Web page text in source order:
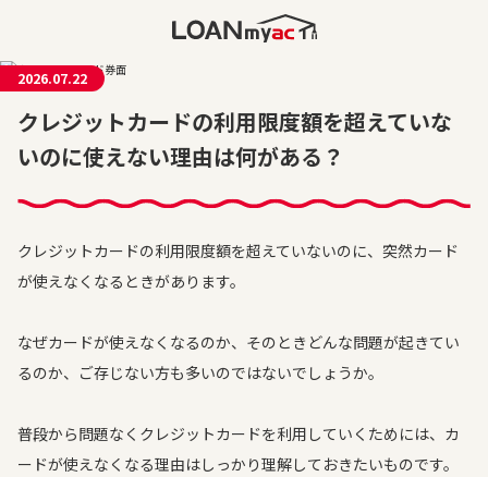
2026.07.22
クレジットカードの利用限度額を超えていな
いのに使えない理由は何がある？
クレジットカードの利用限度額を超えていないのに、突然カード
が使えなくなるときがあります。
なぜカードが使えなくなるのか、そのときどんな問題が起きてい
るのか、ご存じない方も多いのではないでしょうか。
普段から問題なくクレジットカードを利用していくためには、カ
ードが使えなくなる理由はしっかり理解しておきたいものです。